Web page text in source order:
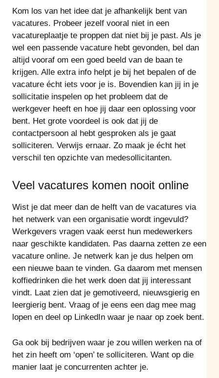
Kom los van het idee dat je afhankelijk bent van
vacatures. Probeer jezelf vooral niet in een
vacatureplaatje te proppen dat niet bij je past. Als je
wel een passende vacature hebt gevonden, bel dan
altijd vooraf om een goed beeld van de baan te
krijgen. Alle extra info helpt je bij het bepalen of de
vacature écht iets voor je is. Bovendien kan jij in je
sollicitatie inspelen op het probleem dat de
werkgever heeft en hoe jij daar een oplossing voor
bent. Het grote voordeel is ook dat jij de
contactpersoon al hebt gesproken als je gaat
solliciteren. Verwijs ernaar. Zo maak je écht het
verschil ten opzichte van medesollicitanten.
Veel vacatures komen nooit online
Wist je dat meer dan de helft van de vacatures via
het netwerk van een organisatie wordt ingevuld?
Werkgevers vragen vaak eerst hun medewerkers
naar geschikte kandidaten. Pas daarna zetten ze een
vacature online. Je netwerk kan je dus helpen om
een nieuwe baan te vinden. Ga daarom met mensen
koffiedrinken die het werk doen dat jij interessant
vindt. Laat zien dat je gemotiveerd, nieuwsgierig en
leergierig bent. Vraag of je eens een dag mee mag
lopen en deel op LinkedIn waar je naar op zoek bent.
Ga ook bij bedrijven waar je zou willen werken na of
het zin heeft om ‘open’ te solliciteren. Want op die
manier laat je concurrenten achter je.